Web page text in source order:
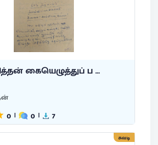
கையெழுத்துப் ப ...
0 | 0 | 7
சுவடி